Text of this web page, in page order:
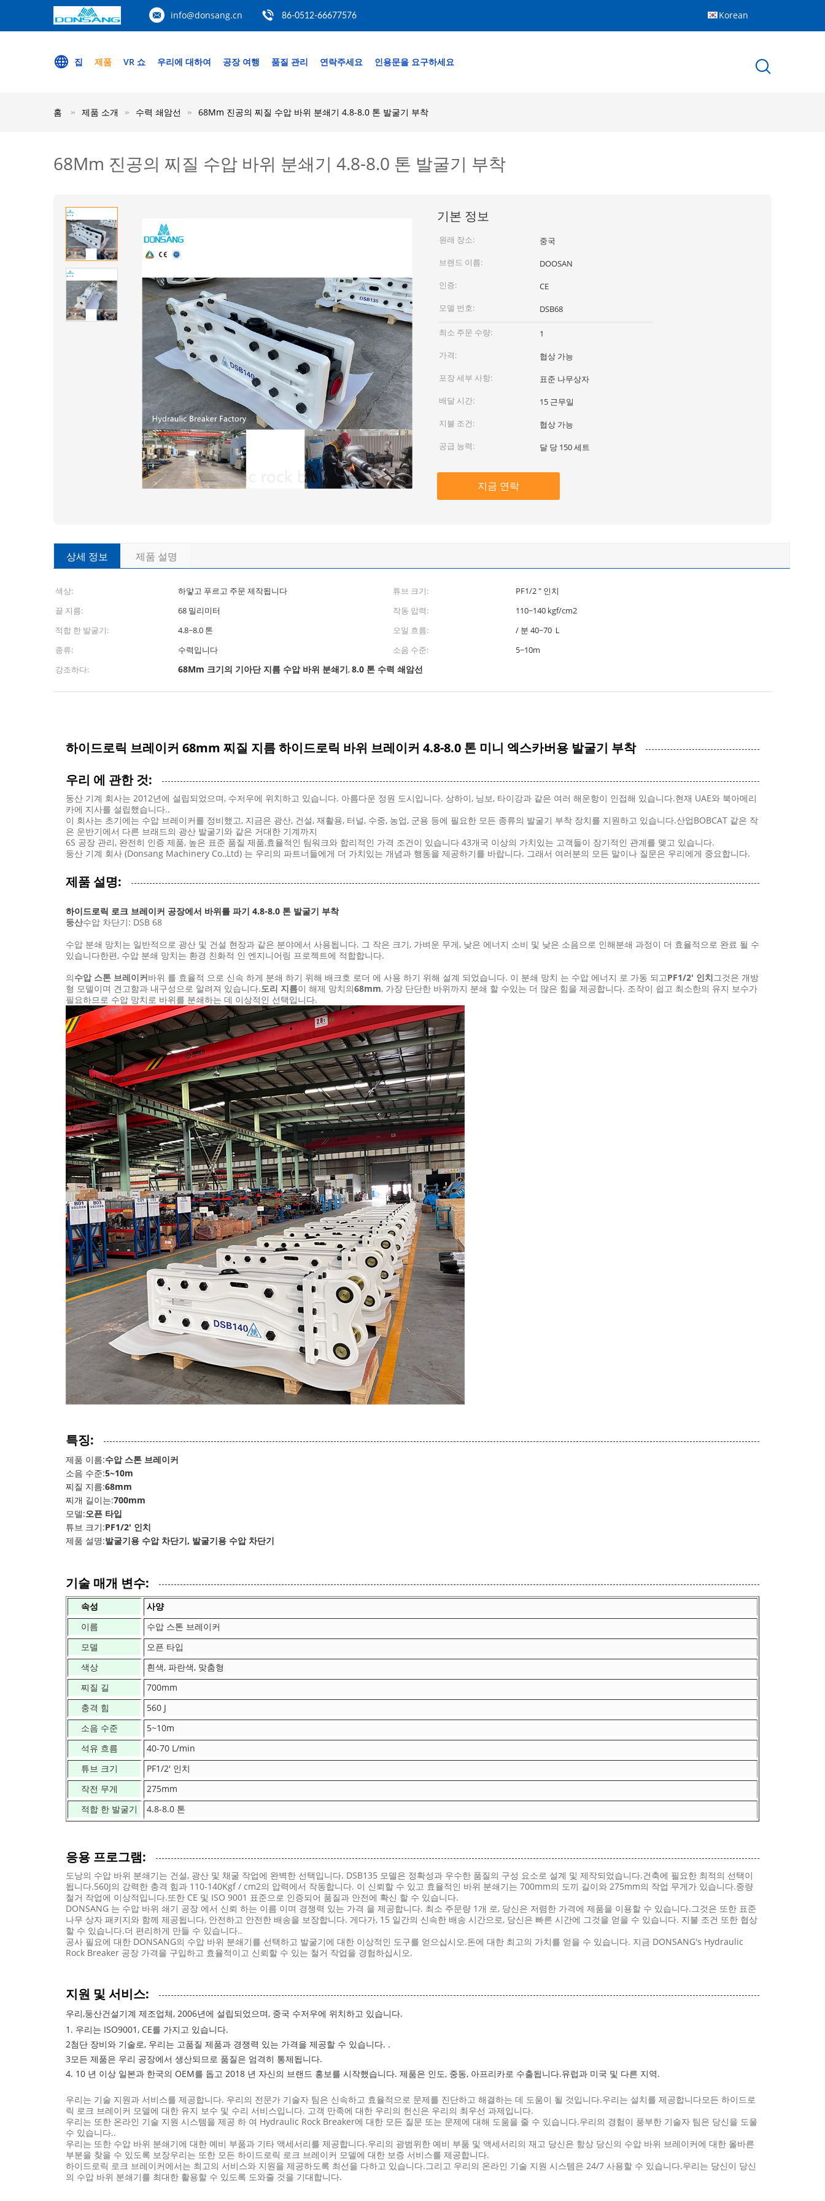
info@donsang.cn 86-0512-66677576 Korean
집 제품 VR 쇼 우리에 대하여 공장 여행 품질 관리 연락주세요 인용문을 요구하세요
홈 제품 소개 수력 쇄암선 68Mm 진공의 찌질 수압 바위 분쇄기 4.8-8.0 톤 발굴기 부착
68Mm 진공의 찌질 수압 바위 분쇄기 4.8-8.0 톤 발굴기 부착
기본 정보
원래 장소:
중국
브랜드 이름:
DOOSAN
인증:
CE
모델 번호:
DSB68
최소 주문 수량:
1
가격:
협상 가능
포장 세부 사항:
표준 나무상자
배달 시간:
15 근무일
지불 조건:
협상 가능
공급 능력:
달 당 150 세트
지금 연락
상세 정보 제품 설명
색상: 하얗고 푸르고 주문 제작됩니다 튜브 크기:
PF1/2 " 인치
끌 지름:
68 밀리미터 작동 압력:
110~140 kgf/cm2
적합 한 발굴기:
4.8~8.0 톤 오일 흐름:
/ 분 40~70 Ｌ
종류:
수력입니다 소음 수준:
5~10m
강조하다:
68Mm 크기의 기아단 지름 수압 바위 분쇄기,8.0 톤 수력 쇄암선
하이드로릭 브레이커 68mm 찌질 지름 하이드로릭 바위 브레이커 4.8-8.0 톤 미니 엑스카버용 발굴기 부착
우리 에 관한 것:
둥산 기계 회사는 2012년에 설립되었으며, 수저우에 위치하고 있습니다. 아름다운 정원 도시입니다. 상하이, 닝보, 타이강과 같은 여러 해운항이 인접해 있습니다.현재 UAE와 북아메리
카에 지사를 설립했습니다..
이 회사는 초기에는 수압 브레이커를 정비했고, 지금은 광산, 건설, 재활용, 터널, 수중, 농업, 군용 등에 필요한 모든 종류의 발굴기 부착 장치를 지원하고 있습니다.산업BOBCAT 같은 작
은 운반기에서 다른 브래드의 광산 발굴기와 같은 거대한 기계까지
6S 공장 관리, 완전히 인증 제품, 높은 표준 품질 제품,효율적인 팀워크와 합리적인 가격 조건이 있습니다 43개국 이상의 가치있는 고객들이 장기적인 관계를 맺고 있습니다.
둥산 기계 회사 (Donsang Machinery Co.,Ltd) 는 우리의 파트너들에게 더 가치있는 개념과 행동을 제공하기를 바랍니다. 그래서 여러분의 모든 말이나 질문은 우리에게 중요합니다.
제품 설명:
하이드로릭 로크 브레이커 공장에서 바위를 파기 4.8-8.0 톤 발굴기 부착
둥산수압 차단기: DSB 68
수압 분쇄 망치는 일반적으로 광산 및 건설 현장과 같은 분야에서 사용됩니다. 그 작은 크기, 가벼운 무게, 낮은 에너지 소비 및 낮은 소음으로 인해분쇄 과정이 더 효율적으로 완료 될 수
있습니다한편, 수압 분쇄 망치는 환경 친화적 인 엔지니어링 프로젝트에 적합합니다.
의수압 스톤 브레이커바위 를 효율적 으로 신속 하게 분쇄 하기 위해 배크호 로더 에 사용 하기 위해 설계 되었습니다. 이 분쇄 망치 는 수압 에너지 로 가동 되고PF1/2' 인치그것은 개방
형 모델이며 견고함과 내구성으로 알려져 있습니다.도리 지름이 해제 망치의68mm, 가장 단단한 바위까지 분쇄 할 수있는 더 많은 힘을 제공합니다. 조작이 쉽고 최소한의 유지 보수가
필요하므로 수압 망치로 바위를 분쇄하는 데 이상적인 선택입니다.
특징:
제품 이름:수압 스톤 브레이커
소음 수준:5~10m
찌질 지름:68mm
찌개 길이는:700mm
모델:오픈 타입
튜브 크기:PF1/2' 인치
제품 설명:발굴기용 수압 차단기, 발굴기용 수압 차단기
기술 매개 변수:
속성
사양
이름
수압 스톤 브레이커
모델
오픈 타입
색상
흰색, 파란색, 맞춤형
찌질 길
700mm
충격 힘
560 J
소음 수준
5~10m
석유 흐름
40-70 L/min
튜브 크기
PF1/2' 인치
작전 무게
275mm
적합 한 발굴기
4.8-8.0 톤
응용 프로그램:
도낭의 수압 바위 분쇄기는 건설, 광산 및 채굴 작업에 완벽한 선택입니다. DSB135 모델은 정확성과 우수한 품질의 구성 요소로 설계 및 제작되었습니다.건축에 필요한 최적의 선택이
됩니다.560J의 강력한 충격 힘과 110-140Kgf / cm2의 압력에서 작동합니다. 이 신뢰할 수 있고 효율적인 바위 분쇄기는 700mm의 도끼 길이와 275mm의 작업 무게가 있습니다.중량
철거 작업에 이상적입니다.또한 CE 및 ISO 9001 표준으로 인증되어 품질과 안전에 확신 할 수 있습니다.
DONSANG 는 수압 바위 쇄기 공장 에서 신뢰 하는 이름 이며 경쟁력 있는 가격 을 제공합니다. 최소 주문량 1개 로, 당신은 저렴한 가격에 제품을 이용할 수 있습니다.그것은 또한 표준
나무 상자 패키지와 함께 제공됩니다, 안전하고 안전한 배송을 보장합니다. 게다가, 15 일간의 신속한 배송 시간으로, 당신은 빠른 시간에 그것을 얻을 수 있습니다. 지불 조건 또한 협상
할 수 있습니다.더 편리하게 만들 수 있습니다..
공사 필요에 대한 DONSANG의 수압 바위 분쇄기를 선택하고 발굴기에 대한 이상적인 도구를 얻으십시오.돈에 대한 최고의 가치를 얻을 수 있습니다. 지금 DONSANG's Hydraulic
Rock Breaker 공장 가격을 구입하고 효율적이고 신뢰할 수 있는 철거 작업을 경험하십시오.
지원 및 서비스:
우리,둥산건설기계 제조업체, 2006년에 설립되었으며, 중국 수저우에 위치하고 있습니다.
1. 우리는 ISO9001, CE를 가지고 있습니다.
2첨단 장비와 기술로, 우리는 고품질 제품과 경쟁력 있는 가격을 제공할 수 있습니다. .
3모든 제품은 우리 공장에서 생산되므로 품질은 엄격히 통제됩니다.
4. 10 년 이상 일본과 한국의 OEM를 돕고 2018 년 자신의 브랜드 홍보를 시작했습니다. 제품은 인도, 중동, 아프리카로 수출됩니다.유럽과 미국 및 다른 지역.
우리는 기술 지원과 서비스를 제공합니다. 우리의 전문가 기술자 팀은 신속하고 효율적으로 문제를 진단하고 해결하는 데 도움이 될 것입니다.우리는 설치를 제공합니다모든 하이드로
릭 로크 브레이커 모델에 대한 유지 보수 및 수리 서비스입니다. 고객 만족에 대한 우리의 헌신은 우리의 최우선 과제입니다.
우리는 또한 온라인 기술 지원 시스템을 제공 하 여 Hydraulic Rock Breaker에 대한 모든 질문 또는 문제에 대해 도움을 줄 수 있습니다.우리의 경험이 풍부한 기술자 팀은 당신을 도울
수 있습니다..
우리는 또한 수압 바위 분쇄기에 대한 예비 부품과 기타 액세서리를 제공합니다.우리의 광범위한 예비 부품 및 액세서리의 재고 당신은 항상 당신의 수압 바위 브레이커에 대한 올바른
부분을 찾을 수 있도록 보장우리는 또한 모든 하이드로릭 로크 브레이커 모델에 대한 보증 서비스를 제공합니다.
하이드로릭 로크 브레이커에서는 최고의 서비스와 지원을 제공하도록 최선을 다하고 있습니다.그리고 우리의 온라인 기술 지원 시스템은 24/7 사용할 수 있습니다.우리는 당신이 당신
의 수압 바위 분쇄기를 최대한 활용할 수 있도록 도와줄 것을 기대합니다.